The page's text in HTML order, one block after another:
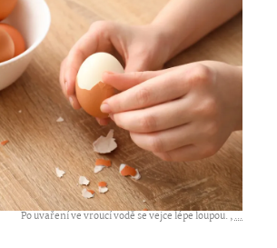
Po uvaření ve vroucí vodě se vejce lépe loupou. ,...